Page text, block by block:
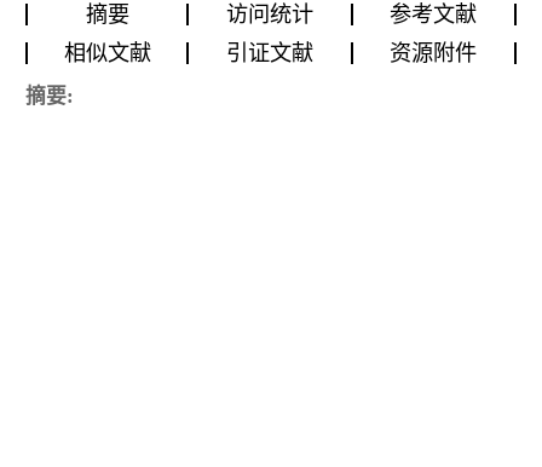
摘要 访问统计
参考文献
相似文献
引证文献 资源附件
摘要: